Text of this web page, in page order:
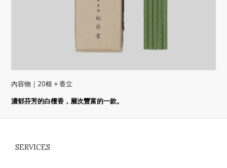
內容物｜20根 + 香立
濃郁芬芳的白檀香，層次豐富的一款。
SERVICES